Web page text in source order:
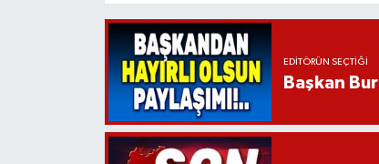
EDITÖRÜN SEÇTIĞI
Başkan